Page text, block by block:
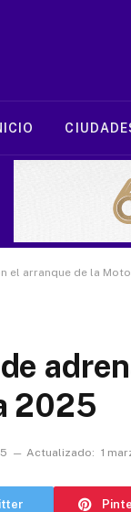
el arranque de la
2025
Actualizado: 1